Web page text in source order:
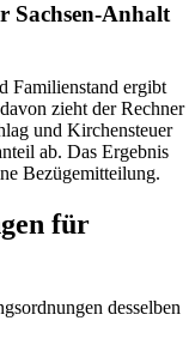
Sachsen-Anhalt
Familienstand ergibt
zieht der Rechner
und Kirchensteuer
ab. Das Ergebnis
Bezügemitteilung.
für
desselben